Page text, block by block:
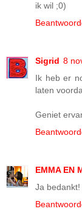
ik wil ;0)
Sigrid 8
Ik heb er
laten
Geniet
EMMA EN
Ja